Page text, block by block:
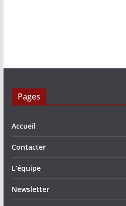
Pages
Accueil
Contacter
L’équipe
Newsletter